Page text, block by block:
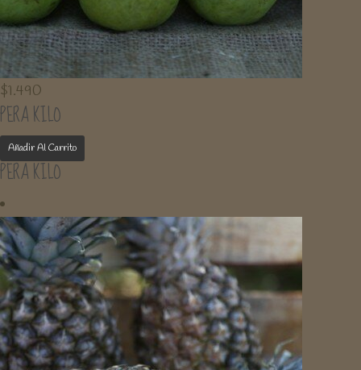
$1.490
PERA KILO
Añadir Al Carrito
PERA KILO